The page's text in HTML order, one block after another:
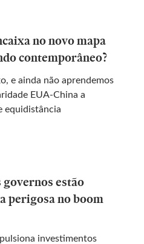
no novo mapa
contemporâneo?
e ainda não aprendemos
EUA-China a
equidistância
estão
perigosa no boom
investimentos